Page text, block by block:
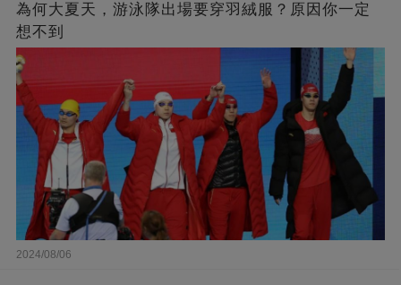
為何大夏天，游泳隊出場要穿羽絨服？原因你一定
想不到
2024/08/06